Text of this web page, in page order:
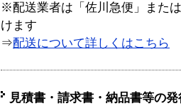
※配送業者は「佐川急便」また
けます
⇒配送について詳しくはこちら
見積書・請求書・納品書等の